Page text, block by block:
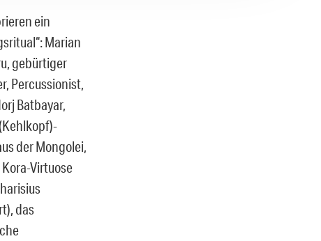
ein
Marian
gebürtiger
Percussionist,
Batbayar,
der Mongolei,
Virtuose
das